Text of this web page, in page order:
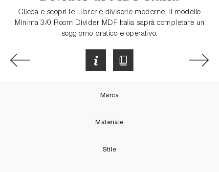
Clicca e scopri le Librerie divisorie moderne! Il modello
Minima 3/0 Room Divider MDF Italia saprà completare un
soggiorno pratico e operativo.
Marca
Materiale
Stile